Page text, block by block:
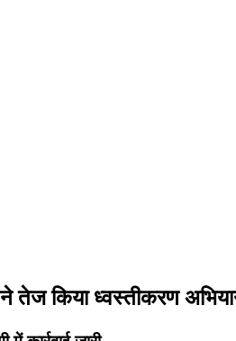
तेज किया ध्वस्तीकरण